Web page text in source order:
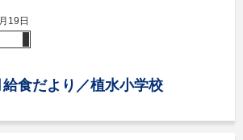
19日
食だより／植水小学校